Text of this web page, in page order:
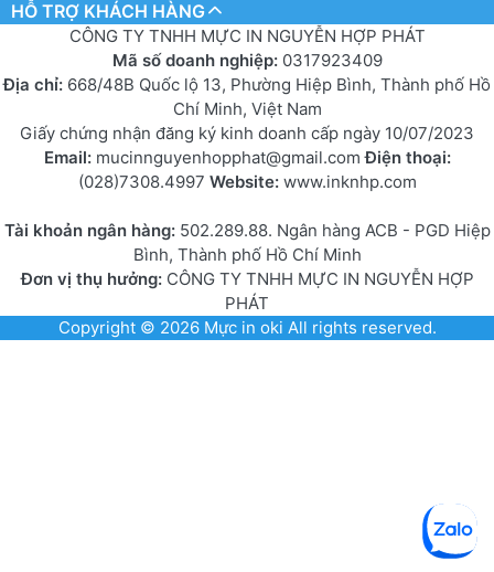
HỖ TRỢ KHÁCH HÀNG
CÔNG TY TNHH MỰC IN NGUYỄN HỢP PHÁT
Mã số doanh nghiệp: 0317923409
Địa chỉ: 668/48B Quốc lộ 13, Phường Hiệp Bình, Thành phố Hồ
Chí Minh, Việt Nam
Giấy chứng nhận đăng ký kinh doanh cấp ngày 10/07/2023
Email: mucinnguyenhopphat@gmail.comĐiện thoại:
(028)7308.4997 Website: www.inknhp.com
Tài khoản ngân hàng: 502.289.88. Ngân hàng ACB - PGD Hiệp
Bình, Thành phố Hồ Chí Minh
Đơn vị thụ hưởng:CÔNG TY TNHH MỰC IN NGUYỄN HỢP
PHÁT
Copyright © 2026 Mực in oki All rights reserved.